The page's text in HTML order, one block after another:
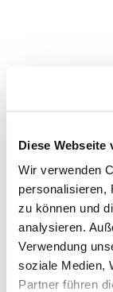
Diese Webseite
Wir verwenden
personalisieren,
zu können und
analysieren.
Verwendung
soziale Medien,
Partner führen